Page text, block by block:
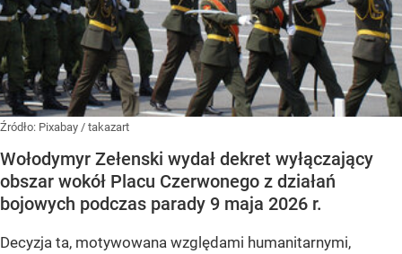
Źródło: Pixabay / takazart
Wołodymyr Zełenski wydał dekret wyłączający
obszar wokół Placu Czerwonego z działań
bojowych podczas parady 9 maja 2026 r.
Decyzja ta, motywowana względami humanitarnymi,